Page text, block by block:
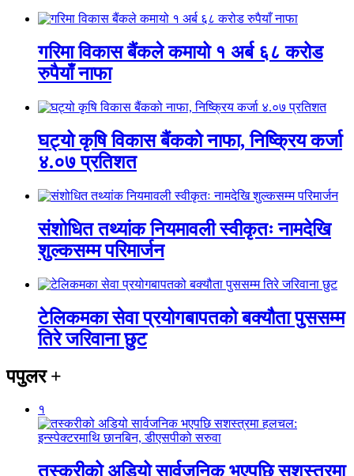
गरिमा विकास बैंकले कमायो १ अर्ब ६८ करोड
रुपैयाँ नाफा
घट्यो कृषि विकास बैंकको नाफा, निष्क्रिय कर्जा
४.०७ प्रतिशत
संशोधित तथ्यांक नियमावली स्वीकृतः नामदेखि
शुल्कसम्म परिमार्जन
टेलिकमका सेवा प्रयोगबापतको बक्यौता पुससम्म
तिरे जरिवाना छुट
पपुलर+
१
तस्करीको अडियो सार्वजनिक भएपछि सशस्त्रमा